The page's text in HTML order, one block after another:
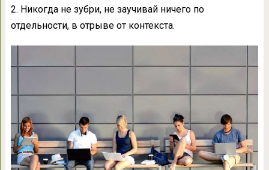
2. Никогда не зубри, не заучивай ничего по
отдельности, в отрыве от контекста.